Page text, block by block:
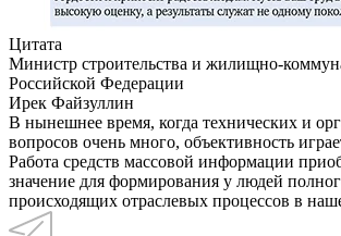
Цитата
Министр строительства и жилищно-
Российской Федерации
Ирек Файзуллин
В нынешнее время, когда технических и
вопросов очень много, объективность
Работа средств массовой информации
значение для формирования у людей
происходящих отраслевых процессов в